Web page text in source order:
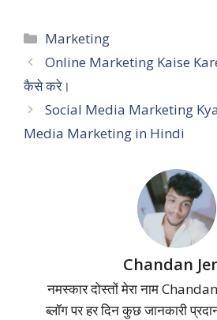
Categories
Marketing
Online Marketing Kaise
कैसे करे।
Social Media Marketing
Media Marketing in Hindi
Chandan
नमस्कार दोस्तों मेरा नाम
ब्लॉग पर हर दिन कुछ जानकारी